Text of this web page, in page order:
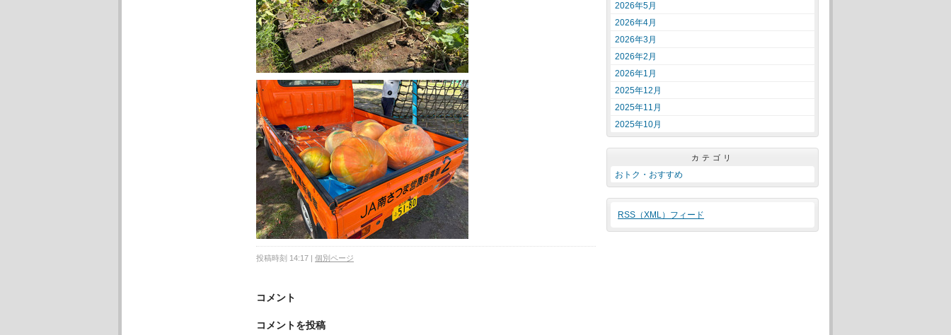
投稿時刻 14:17 | 個別ページ
コメント
コメントを投稿
2026年5月
2026年4月
2026年3月
2026年2月
2026年1月
2025年12月
2025年11月
2025年10月
カテゴリ
おトク・おすすめ
RSS（XML）フィード